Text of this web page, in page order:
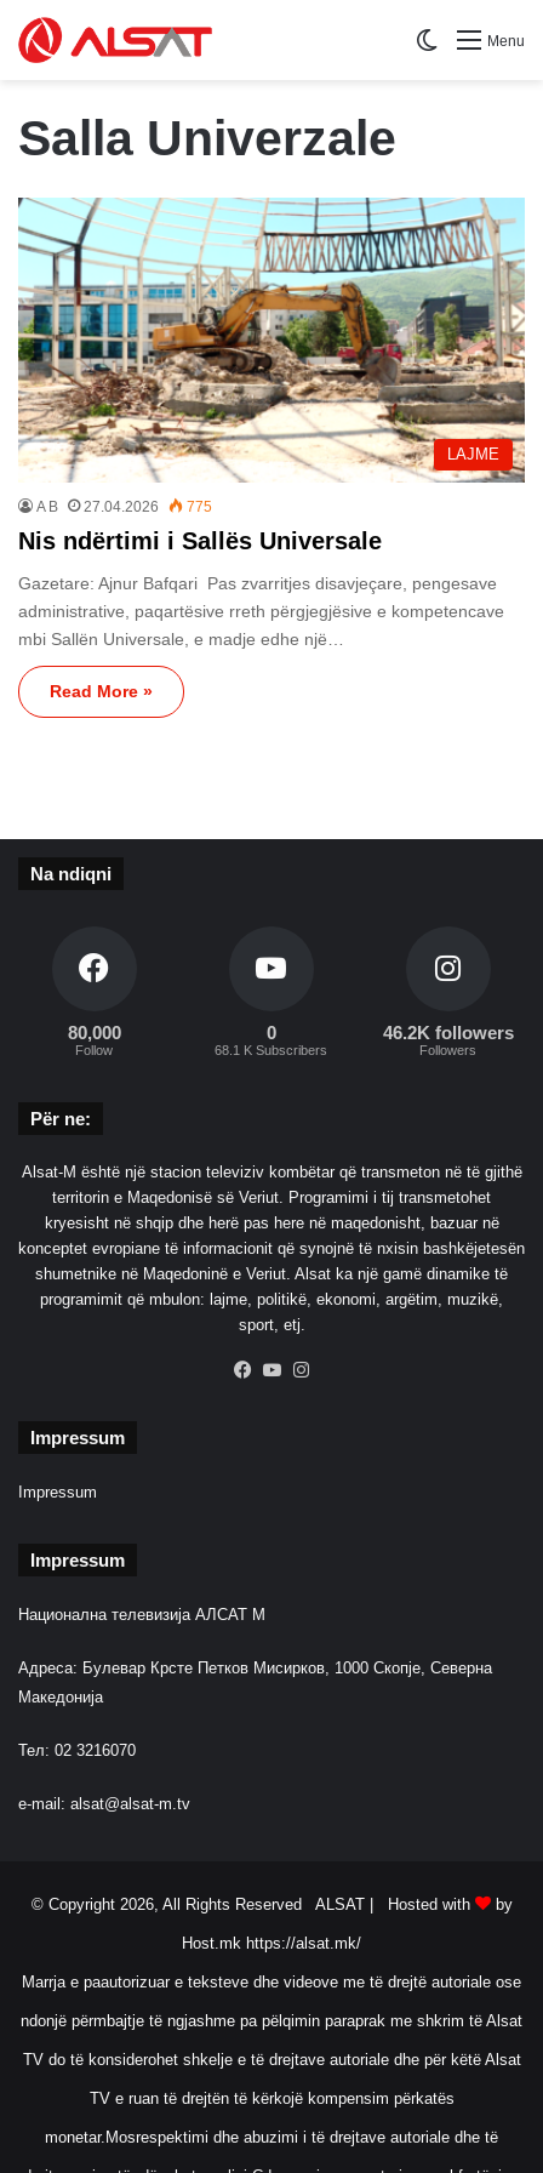
Menu
Switch skin
Salla Univerzale
LAJME
A B 27.04.2026 775
Nis ndërtimi i Sallës Universale
Gazetare: Ajnur Bafqari Pas zvarritjes disavjeçare, pengesave
administrative, paqartësive rreth përgjegjësive e kompetencave
mbi Sallën Universale, e madje edhe një…
Read More »
Na ndiqni
80,000
Follow
0
68.1 K Subscribers
46.2K followers
Followers
Për ne:
Alsat-M është një stacion televiziv kombëtar që transmeton në të gjithë
territorin e Maqedonisë së Veriut. Programimi i tij transmetohet
kryesisht në shqip dhe herë pas here në maqedonisht, bazuar në
konceptet evropiane të informacionit që synojnë të nxisin bashkëjetesën
shumetnike në Maqedoninë e Veriut. Alsat ka një gamë dinamike të
programimit që mbulon: lajme, politikë, ekonomi, argëtim, muzikë,
sport, etj.
Facebook
YouTube
Impressum
Impressum
Impressum
Национална телевизија АЛСАТ М
Адреса: Булевар Крсте Петков Мисирков, 1000 Скопје, Северна
Македонија
Тел: 02 3216070
e-mail: alsat@alsat-m.tv
© Copyright 2026, All Rights Reserved ALSAT | Hosted with by
Host.mk https://alsat.mk/
Marrja e paautorizuar e teksteve dhe videove me të drejtë autoriale ose
ndonjë përmbajtje të ngjashme pa pëlqimin paraprak me shkrim të Alsat
TV do të konsiderohet shkelje e të drejtave autoriale dhe për këtë Alsat
TV e ruan të drejtën të kërkojë kompensim përkatës
monetar.Mosrespektimi dhe abuzimi i të drejtave autoriale dhe të